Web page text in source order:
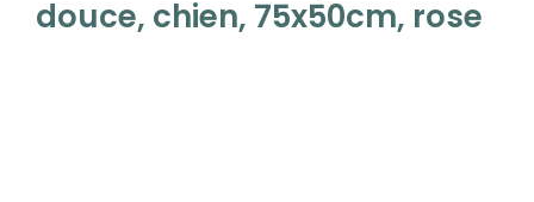
douce, chien, 75x50cm, rose